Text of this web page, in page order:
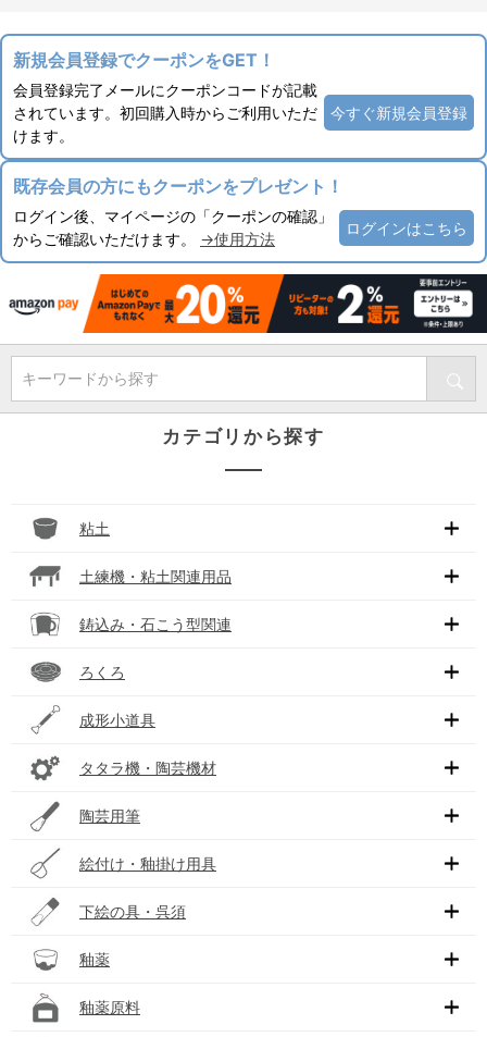
新規会員登録でクーポンをGET！
会員登録完了メールにクーポンコードが記載
されています。初回購入時からご利用いただ
けます。
今すぐ新規会員登録
既存会員の方にもクーポンをプレゼント！
ログイン後、マイページの「クーポンの確認」
からご確認いただけます。 →使用方法
ログインはこちら
キーワードから探す
カテゴリから探す
粘土
土練機・粘土関連用品
鋳込み・石こう型関連
ろくろ
成形小道具
タタラ機・陶芸機材
陶芸用筆
絵付け・釉掛け用具
下絵の具・呉須
釉薬
釉薬原料